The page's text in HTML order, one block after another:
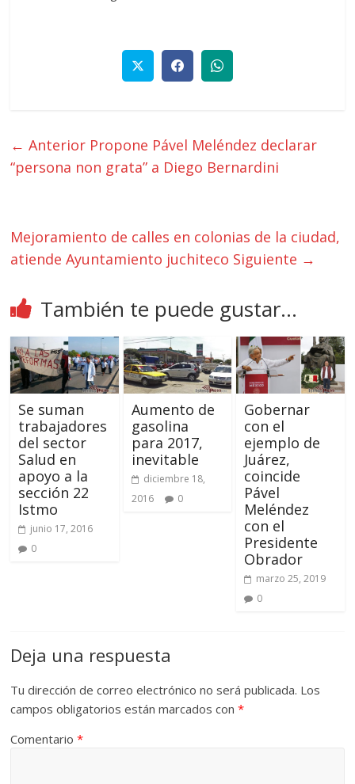
← Anterior Propone Pável Meléndez declarar
“persona non grata” a Diego Bernardini
Mejoramiento de calles en colonias de la ciudad,
atiende Ayuntamiento juchiteco Siguiente →
También te puede gustar...
Se suman
trabajadores
del sector
Salud en
apoyo a la
sección 22
Istmo
junio 17, 2016
0
Aumento de
gasolina
para 2017,
inevitable
diciembre 18,
2016
0
Gobernar
con el
ejemplo de
Juárez,
coincide
Pável
Meléndez
con el
Presidente
Obrador
marzo 25, 2019
0
Deja una respuesta
Tu dirección de correo electrónico no será publicada. Los
campos obligatorios están marcados con*
Comentario*